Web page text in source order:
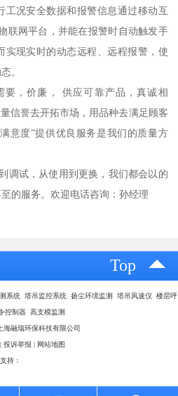
工况安全数据和报警信息通过移动互
联网平台，并能在报警时自动触发手
实现实时的动态远程、远程报警，使
。
要，价廉， 供应可靠产品，真诚相
信誉去开拓市场，用品种去满足顾客
意度”提供优良服务是我们的质量方
，从使用到更换，我们都会以的
的服务。欢迎电话咨询：孙经理
Top
系统 塔吊监控系统 扬尘环境监测 塔吊风速仪 楼层呼
控制器 高支模监测
海融瑞环保科技有限公司
| 投诉举报 | 网站地图
持：